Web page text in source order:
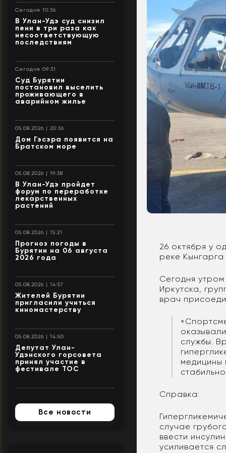
Сегодня 10:36
В Улан-Удэ суд снизил
пени в три раза как
несоответствующую
последствиям
Сегодня 09:31
Суд Бурятии
постановил выселить
проживающего в
аварийном жилье
05.08.2026 | 20:36
Дом Гэсэра появится на
Братском море
05.08.2026 | 19:38
В Улан-Удэ пройдет
форум по переработке
лекарственных
растений
05.08.2026 | 15:21
Прогноз погоды в
Бурятии на 06 августа
2026 года
05.08.2026 | 14:57
Жителей Бурятии
пригласили учиться
киномастерству
05.08.2026 | 14:50
Депутат Улан-
Удэнского горсовета
принял участие в
фестивале ТОС
Все новости
26 октября у
реке
Сегодня
Иркутска,
врач
службы.
медицины
Справка:
случае
ввести
усиливается